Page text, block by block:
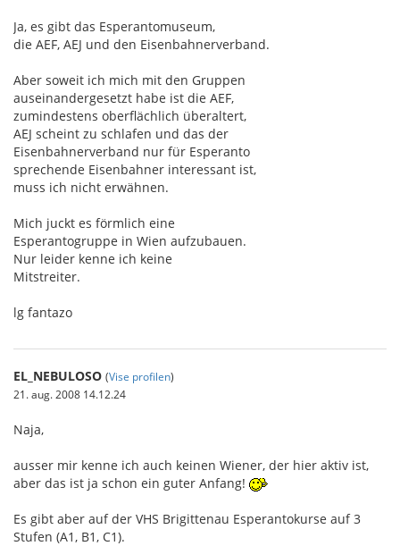
Ja, es gibt das Esperantomuseum,
die AEF, AEJ und den Eisenbahnerverband.
Aber soweit ich mich mit den Gruppen
auseinandergesetzt habe ist die AEF,
zumindestens oberflächlich überaltert,
AEJ scheint zu schlafen und das der
Eisenbahnerverband nur für Esperanto
sprechende Eisenbahner interessant ist,
muss ich nicht erwähnen.
Mich juckt es förmlich eine
Esperantogruppe in Wien aufzubauen.
Nur leider kenne ich keine
Mitstreiter.
lg fantazo
EL_NEBULOSO (Vise profilen)
21. aug. 2008 14.12.24
Naja,
ausser mir kenne ich auch keinen Wiener, der hier aktiv ist,
aber das ist ja schon ein guter Anfang!
Es gibt aber auf der VHS Brigittenau Esperantokurse auf 3
Stufen (A1, B1, C1).